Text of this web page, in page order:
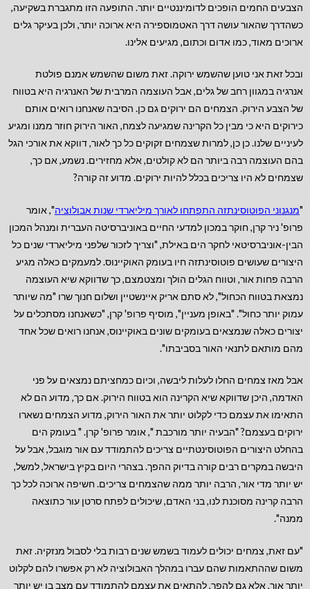
הצבעים החמים הופכים לדומיננטיים יותר. התופעה הזו מתגברת בשקיעה,
כשהדרך שהאור עושה דרך האטמוספירה היא ארוכה יותר, ולכן בעיקר גלים
ארוכים מאוד, כמו אדום וכתום, מגיעים אלינו.
ובכל זאת אני טוען שהשמש ירוקה. זאת משום שהשמש אמנם פולטת
אנרגיה במגוון רחב של גלים, אבל העוצמה המרבית של האנרגיה היא בטווח
של הצבע הירוק. הצמחים הם ירוקים גם כן. הסיבה שאנחנו רואים אותם
כירוקים היא כי מבין כל הקרינה שמגיעה לצמח, האור הירוק חוזר ממנו ומגיע
לעיניים שלנו. כן כן, למרות שצמחים זקוקים כל כך לאור, דווקא את אורכי הגל
בהם העוצמה רבה ביותר הם לא קולטים, אלא מחזירים. נשמע, אם כך,
שצמחים לא היו צריכים בכלל להיות ירוקים. מדוע זה קורה?
"מנגנוני הפוטוסינתזה התפתחו לאורך מיליארדי שנות אבולוציה", אומר
פרופ' ניר קרן, חוקר במכון למדעי החיים באוניברסיטה העברית ומנהל המכון
הבין-אוניברסיטאי לחקר הים באילת, "וצריך לזכור שלפני מיליארדי שנים כל
היצורים שעושים פוטוסינתזה חיו בעומק האוקיינוס. למעמקים כאלה מגיע
הרבה פחות אור, וטווח הגלים הולך ומצטמצם, כך שדווקא שיא העוצמה
נמצאת בטווח הכחול", לא סתם אריק איינשטיין ושלום חנוך שרו "מה שיותר
עמוק יותר כחול". "באופן מעניין", מוסיף פרופ' קרן, "כשאנחנו מסתכלים על
יצורים כאלה שנמצאים בעומקים שונים באוקיינוס, אנחנו רואים שכל אחד
מהם מותאם לתנאי האור בסביבתו".
אבל מאז צמחים החלו לעלות ליבשה, וכיום כמחציתם נמצאים על פני
האדמה, היכן שדווקא שיא הקרינה הוא בטווח הירוק. אם כך, מדוע הם לא
התאימו את עצמם כדי לקלוט יותר את האור הירוק, מדוע הצמחים נשארו
ירוקים בעצמם? "הבעיה יותר מורכבת ", אומר פרופ' קרן. " בעומק הים
בהחלט היצורים הפוטוסינטתיים צריכים להתמודד עם אור מוגבל, אבל על
היבשה במקרים רבים קורה בדיוק ההפך. בצהרי היום בקיץ בישראל, למשל,
יש יותר מדי אור, הרבה יותר ממה שהצמחים צריכים. חשיפה ארוכה לכל כך
הרבה קרינה מסוכנת לנו, בני האדם, שיכולים לפתח סרטן עור כתוצאה
ממנה".
"עם זאת, צמחים יכולים לעמוד בשמש שנים רבות בלי לסבול מנזקיה. זאת
משום שההתאמות שהם עברו במהלך האבולוציה לא רק אפשרו להם לקלוט
יותר אור, אלא גם להפך, להתאים את עצמם להתמודד עם מצב בו יש יותר